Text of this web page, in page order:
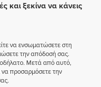
και ξεκίνα να κάνεις
να ενσωματώσετε στη
την απόδοσή σας.
Μετά από αυτό,
να προσαρμόσετε την